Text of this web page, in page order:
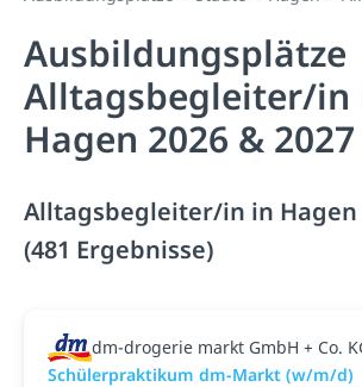
Ausbildungsplätze
Alltagsbegleiter/in
Hagen 2026 & 2027
Alltagsbegleiter/in in Hagen
(481 Ergebnisse)
dm-drogerie markt GmbH + Co.
Schülerpraktikum dm-Markt (w/m/d)